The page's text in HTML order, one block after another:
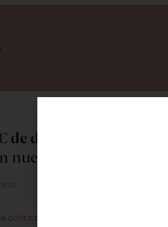
de descuento
nuestra newsletter
política de privacidad